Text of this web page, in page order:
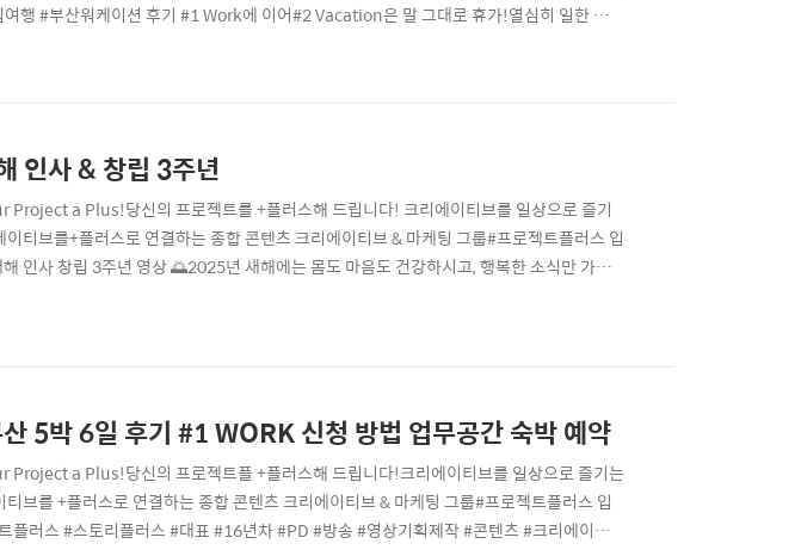
행 #부산워케이션 후기 #1 Work에 이어#2 Vacation은 말 그대로 휴가!열심히 일한 당신
를 외면하며일에 집중하기란 생각보다 쉽지 않았다. [프로젝트플러스 워케이션] 부산 5
인사 & 창립 3주년
Project a Plus!당신의 프로젝트를 +플러스해 드립니다! 크리에이티브를 일상으로 즐기
티브를+플러스로 연결하는 종합 콘텐츠 크리에이티브 & 마케팅 그룹#프로젝트플러스 입
인사 창립 3주년 영상 🌅2025년 새해에는 몸도 마음도 건강하시고, 행복한 소식만 가득
년 1월 1일 프로젝트플러스 3주년 축하합니다!🎉 프로젝트플러스와 희망찬 새해 함께하
5박 6일 후기 #1 WORK 신청 방법 업무공간 숙박 예약
Project a Plus!당신의 프로젝트플 +플러스해 드립니다!크리에이티브를 일상으로 즐기는
브를 +플러스로 연결하는 종합 콘텐츠 크리에이티브 & 마케팅 그룹#프로젝트플러스 입
플러스 #스토리플러스 #대표 #16년차 #PD #방송 #영상기획제작 #콘텐츠 #크리에이티